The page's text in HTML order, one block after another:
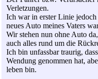
Verletzungen.
Ich war in erster Linie jedoch
neues Auto meines Vaters
Wir stehen nun ohne Auto
auch alles rund um die
Ich bin unfassbar traurig,
Wendung genommen hat,
leben bin.